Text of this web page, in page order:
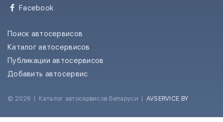
Facebook
Поиск автосервисов
Каталог автосервисов
Публикации автосервисов
Добавить автосервис
© 2026 | Каталог автосервисов Беларуси | AVSERVICE.BY